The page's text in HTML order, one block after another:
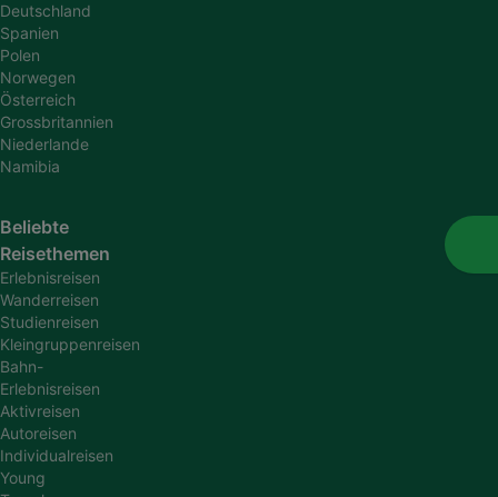
Deutschland
Spanien
Polen
Norwegen
Österreich
Grossbritannien
Niederlande
Namibia
Beliebte
Reisethemen
Erlebnisreisen
Wanderreisen
Studienreisen
Kleingruppenreisen
Bahn-
Erlebnisreisen
Aktivreisen
Autoreisen
Individualreisen
Young